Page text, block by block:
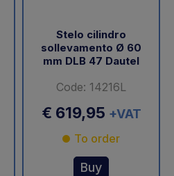
Stelo cilindro
sollevamento Ø 60
mm DLB 47 Dautel
Code: 14216L
€ 619,95 +VAT
To order
Buy